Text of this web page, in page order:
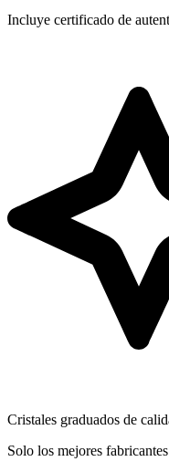
Incluye certificado de
Cristales graduados de
Solo los mejores